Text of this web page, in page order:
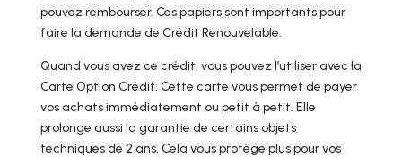
pouvez rembourser. Ces papiers sont importants pour
faire la demande de Crédit Renouvelable.
Quand vous avez ce crédit, vous pouvez l’utiliser avec la
Carte Option Crédit. Cette carte vous permet de payer
vos achats immédiatement ou petit à petit. Elle
prolonge aussi la garantie de certains objets
techniques de 2 ans. Cela vous protège plus pour vos